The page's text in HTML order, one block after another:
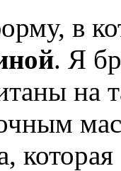
в
. Я